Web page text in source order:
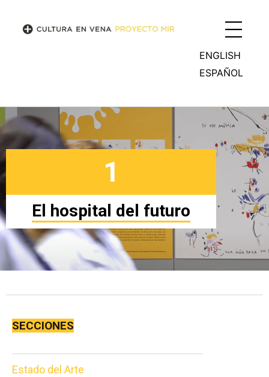
ENGLISH
ESPAÑOL
1
El hospital del futuro
SECCIONES
Estado del Arte